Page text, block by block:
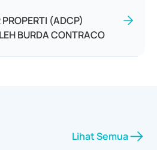
(ADCP)
BURDA CONTRACO
Lihat Semua